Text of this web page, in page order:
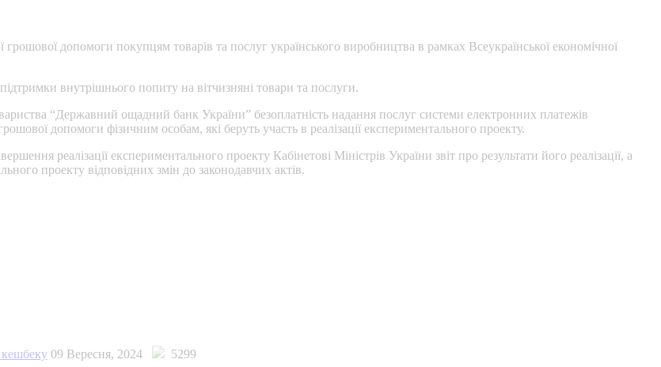
допомоги покупцям товарів та послуг українського виробництва в рамках Всеукраїнської економічної
внутрішнього попиту на вітчизняні товари та послуги.
“Державний ощадний банк України” безоплатність надання послуг системи електронних платежів
допомоги фізичним особам, які беруть участь в реалізації експериментального проекту.
реалізації експериментального проекту Кабінетові Міністрів України звіт про результати його реалізації, а
проекту відповідних змін до законодавчих актів.
кешбеку 09 Вересня, 2024 5299